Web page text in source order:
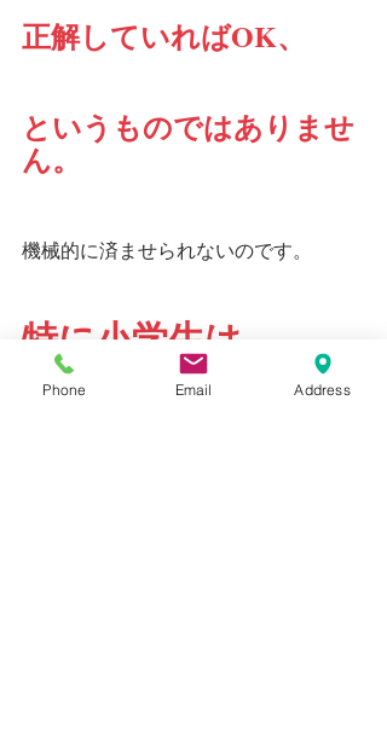
正解していればOK、
というものではありませ
ん。
機械的に済ませられないのです。
特に小学生は。
Phone Email Address